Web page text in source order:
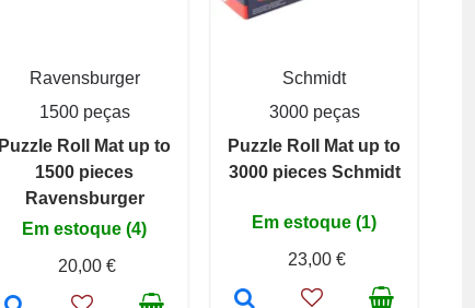
Ravensburger
1500 peças
Puzzle Roll Mat up to
1500 pieces
Ravensburger
Em estoque (4)
20,00 €
Schmidt
3000 peças
Puzzle Roll Mat up to
3000 pieces Schmidt
Em estoque (1)
23,00 €